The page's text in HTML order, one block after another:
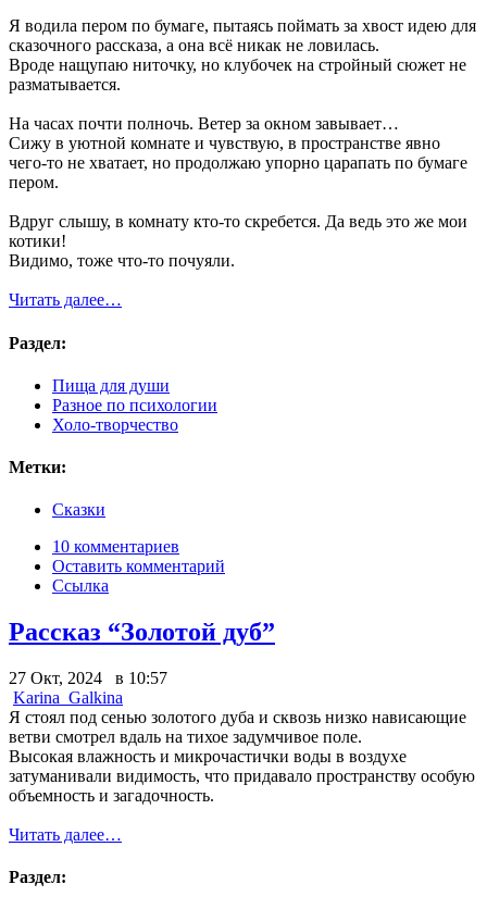
Я водила пером по бумаге, пытаясь поймать за хвост идею для
сказочного рассказа, а она всё никак не ловилась.
Вроде нащупаю ниточку, но клубочек на стройный сюжет не
разматывается.
На часах почти полночь. Ветер за окном завывает…
Сижу в уютной комнате и чувствую, в пространстве явно
чего-то не хватает, но продолжаю упорно царапать по бумаге
пером.
Вдруг слышу, в комнату кто-то скребется. Да ведь это же мои
котики!
Видимо, тоже что-то почуяли.
Читать далее…
Раздел:
Пища для души
Разное по психологии
Холо-творчество
Метки:
Сказки
10 комментариев
Оставить комментарий
Ссылка
Рассказ “Золотой дуб”
27 Окт, 2024 в 10:57
Karina_Galkina
Я стоял под сенью золотого дуба и сквозь низко нависающие
ветви смотрел вдаль на тихое задумчивое поле.
Высокая влажность и микрочастички воды в воздухе
затуманивали видимость, что придавало пространству особую
объемность и загадочность.
Читать далее…
Раздел: